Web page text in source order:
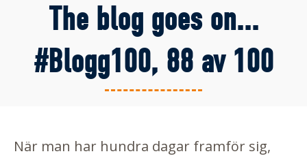
The blog goes on...
#Blogg100, 88 av 100
När man har hundra dagar framför sig,